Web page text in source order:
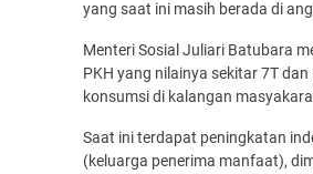
yang saat ini masih berada di
Menteri Sosial Juliari Batubara
PKH yang nilainya sekitar 7T
konsumsi di kalangan
Saat ini terdapat peningkatan
(keluarga penerima manfaat),